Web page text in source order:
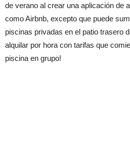
de verano al crear una aplicación de
como Airbnb, excepto que puede
piscinas privadas en el patio trasero
alquilar por hora con tarifas que
piscina en grupo!